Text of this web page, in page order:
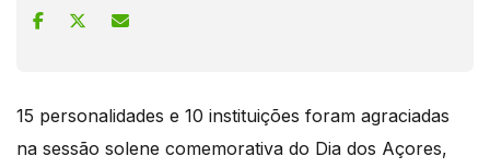
15 personalidades e 10 instituições foram agraciadas
na sessão solene comemorativa do Dia dos Açores,